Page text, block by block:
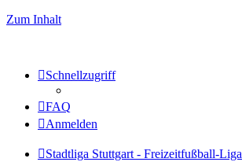
Zum Inhalt
Schnellzugriff
FAQ
Anmelden
Stadtliga Stuttgart - Freizeitfußball-Liga